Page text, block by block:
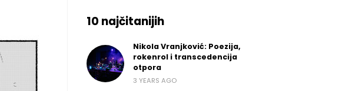
10 najčitanijih
Nikola Vranjković: Poezija,
rokenrol i transcedencija
otpora
3 YEARS AGO